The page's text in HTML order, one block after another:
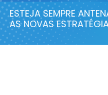
ESTEJA SEMPRE
AS NOVAS